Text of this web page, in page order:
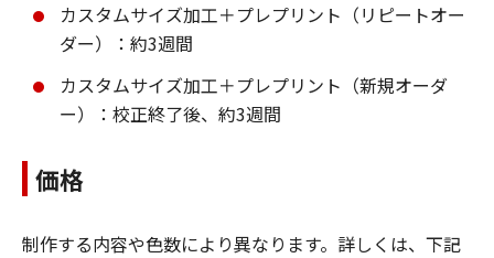
カスタムサイズ加工＋プレプリント（リピートオー
ダー）：約3週間
カスタムサイズ加工＋プレプリント（新規オーダ
ー）：校正終了後、約3週間
価格
制作する内容や色数により異なります。詳しくは、下記